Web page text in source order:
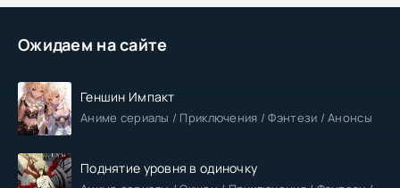
Ожидаем на сайте
Геншин Импакт
Аниме сериалы / Приключения / Фэнтези / Анонсы
Поднятие уровня в одиночку